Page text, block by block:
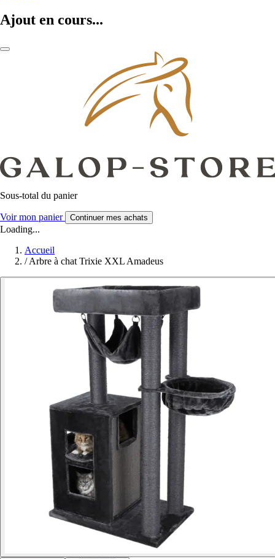
Ajout en cours...
Sous-total du panier
Voir mon panier Continuer mes achats
Loading...
Accueil
/ Arbre à chat Trixie XXL Amadeus